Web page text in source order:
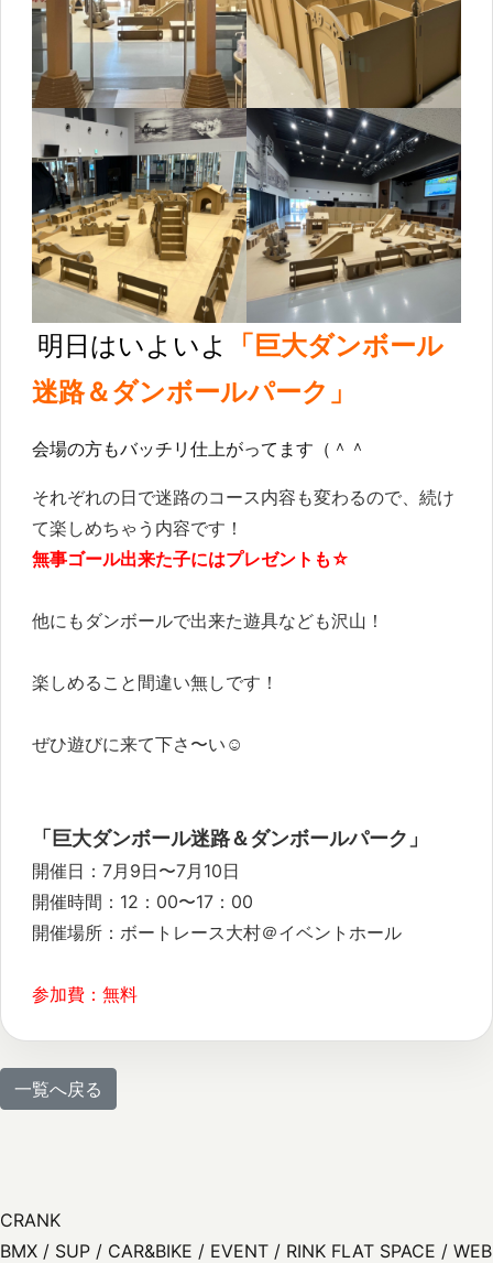
明日はいよいよ 「 巨大ダンボール
迷路＆ダンボールパーク」
会場の方もバッチリ仕上がってます（＾＾
それぞれの日で迷路のコース内容も変わるので、続け
て楽しめちゃう内容です！
無事ゴール出来た子にはプレゼントも☆
他にもダンボールで出来た遊具なども沢山！
楽しめること間違い無しです！
ぜひ遊びに来て下さ〜い☺
「巨大ダンボール迷路＆ダンボールパーク」
開催日：7月9日〜7月10日
開催時間：12：00〜17：00
開催場所：ボートレース大村＠イベントホール
参加費：無料
一覧へ戻る
CRANK
BMX / SUP / CAR&BIKE / EVENT / RINK FLAT SPACE / WEB